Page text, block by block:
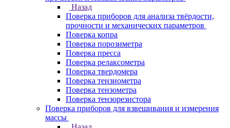
Назад
Поверка приборов для анализа твёрдости,
прочности и механических параметров
Поверка копра
Поверка порозиметра
Поверка пресса
Поверка релаксометра
Поверка твердомера
Поверка тензиометра
Поверка тензометра
Поверка тензорезистора
Поверка приборов для взвешивания и измерения
массы